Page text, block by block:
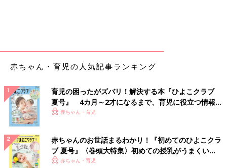
我が家も1人目の子どもが産まれた時は、クローゼットが1つしか
ない37平米の1DKに3人で暮らしていました。
日本の住宅
みですよね。
読者の方も感じているように、むやみに収納グッズを増やすのは
あまりオススメできません。赤ちゃんが寝っ転がったりハイハイ
するのに床面積はなるべく広くとっておくべきなので、棚やカラ
ーボックスをどんどん増やすのは避けましょう。
また人が増えるたびに広い場所へ引っ越すわけにはいかないの
赤ちゃん・育児の人気記事ランキング
育児の困ったがズバリ！解決する本『ひよこクラブ
夏号』 4カ月～2才になるまで、育児に役立つ情報が
いっぱい！
赤ちゃん・育児
赤ちゃんのお世話まるわかり！『初めてのひよこクラ
ブ 夏号』〈巻頭大特集〉初めての授乳がうまくい
く！ おっぱい・ミルクの基本と夏のトラブル 解決テ
赤ちゃん・育児